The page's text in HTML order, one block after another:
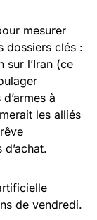
mesurer
dossiers clés :
sur l’Iran (ce
à
les alliés
de vendredi.